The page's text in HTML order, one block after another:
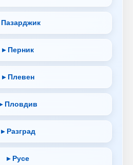
Пазарджик
▸ Перник
▸ Плевен
Пловдив
▸ Разград
▸ Русе